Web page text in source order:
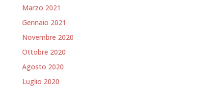
Marzo 2021
Gennaio 2021
Novembre 2020
Ottobre 2020
Agosto 2020
Luglio 2020